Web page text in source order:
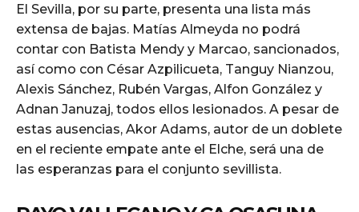
El Sevilla, por su parte, presenta una lista más
extensa de bajas. Matías Almeyda no podrá
contar con Batista Mendy y Marcao, sancionados,
así como con César Azpilicueta, Tanguy Nianzou,
Alexis Sánchez, Rubén Vargas, Alfon González y
Adnan Januzaj, todos ellos lesionados. A pesar de
estas ausencias, Akor Adams, autor de un doblete
en el reciente empate ante el Elche, será una de
las esperanzas para el conjunto sevillista.